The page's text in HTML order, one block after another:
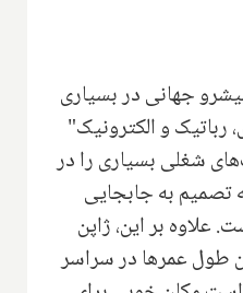
جهانی در بسیاری
رباتیک و الکترونیک"
شغلی بسیاری را در
تصمیم به جابجایی
علاوه بر این، ژاپن
طول عمرها در سراسر